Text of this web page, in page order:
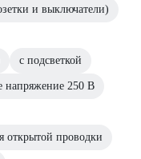
и выключатели)
с подсветкой
напряжение 250 В
проводки